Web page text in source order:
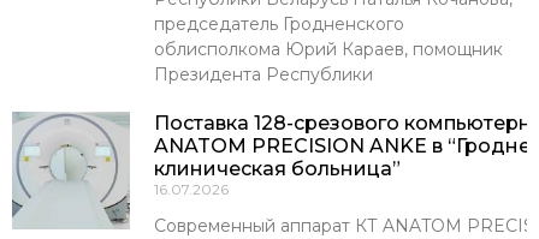
председатель Гродненского
облисполкома Юрий Караев, помощник
Президента Республики
Поставка 128-срезового
ANATOM PRECISION ANKE в
клиническая больница”
16.07.2026
Современный аппарат КТ ANATOM